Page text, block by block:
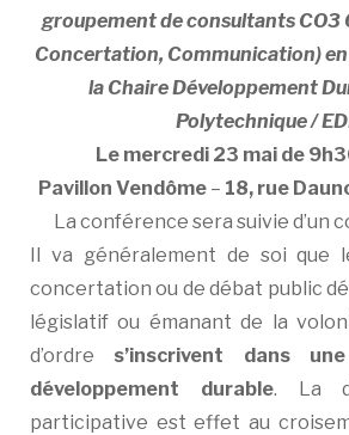
groupement de consultants CO3
Concertation, Communication)
la Chaire Développement
Polytechnique /
Le mercredi 23 mai de
Pavillon Vendôme– 18, rue
La conférence sera suivie d’un
Il va généralement de soi que
concertation ou de débat public
législatif ou émanant de la
d’ordre s’inscrivent dans
développement durable. La
participative est effet au